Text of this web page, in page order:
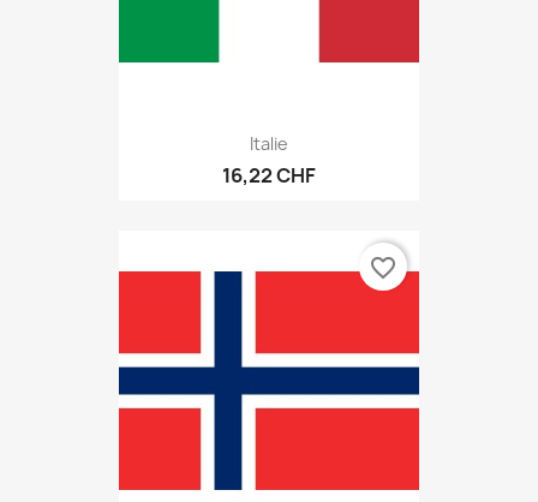
Italie
16,22 CHF
favorite_border